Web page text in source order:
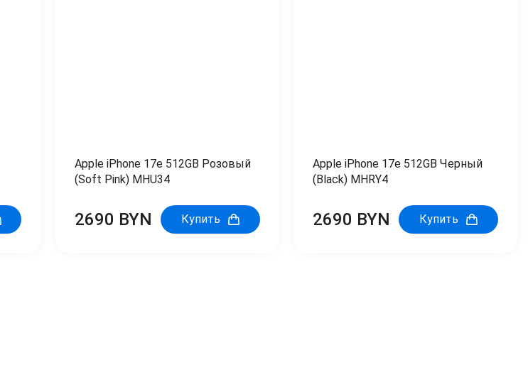
Apple iPhone 17e 512GB Розовый
(Soft Pink) MHU34
2690 BYN Купить
Apple iPhone 17e 512GB Черный
(Black) MHRY4
2690 BYN Купить